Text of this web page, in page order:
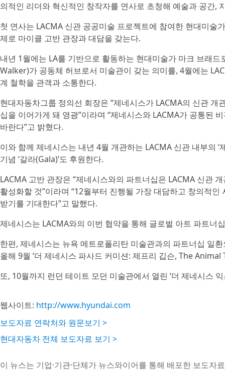
의적인 리더와 혁신적인 창작자를 연사로 초청해 예술과 공간,
첫 연사는 LACMA 신관 공공미술 프로젝트에 참여한 현대미
제로 마이클 고반 관장과 대담을 갖는다.
내년 1월에는 LA를 기반으로 활동하는 현대미술가 마크 브래
Walker)가 공동체 허브로서 미술관이 갖는 의미를, 4월에는
계 철학을 관객과 소통한다.
현대자동차그룹 정의선 회장은 “제네시스가 LACMA의 신관
십을 이어가게 돼 영광”이라며 “제네시스와 LACMA가 공통된
바란다”고 밝혔다.
이와 함께 제네시스는 내년 4월 개관하는 LACMA 신관 내부의
기념 ‘갈라(Gala)’도 후원한다.
LACMA 고반 관장은 “제네시스와의 파트너십은 LACMA 신관
활성화할 것”이라며 “12월부터 진행될 가장 대담하고 창의적
받기를 기대한다”고 말했다.
제네시스는 LACMA와의 이번 협약을 통해 글로벌 아트 파트너
한편, 제네시스는 뉴욕 메트로폴리탄 미술관과의 파트너십 일
올해 9월 ‘더 제네시스 파사드 커미션: 제프리 깁슨, The
또, 10월까지 런던 테이트 모던 미술관에서 열린 ‘더 제네시스
웹사이트: http://www.hyundai.com
보도자료 연락처와 원문보기 >
현대자동차 전체 보도자료 보기 >
이 뉴스는 기업·기관·단체가 뉴스와이어를 통해 배포한 보도자